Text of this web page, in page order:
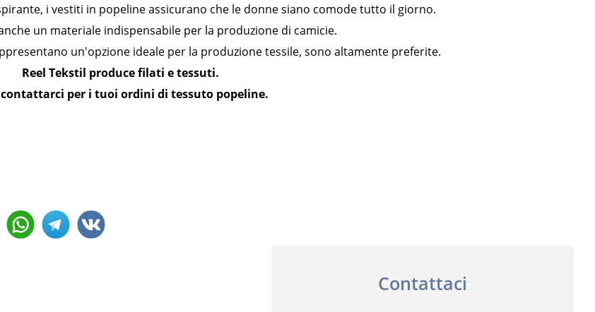
i vestiti in popeline assicurano che le donne siano comode tutto il giorno.
un materiale indispensabile per la produzione di camicie.
un'opzione ideale per la produzione tessile, sono altamente preferite.
Reel Tekstil produce filati e tessuti.
per i tuoi ordini di tessuto popeline.
Contattaci